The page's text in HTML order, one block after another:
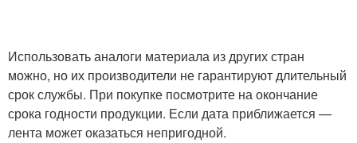
Использовать аналоги материала из других стран
можно, но их производители не гарантируют длительный
срок службы. При покупке посмотрите на окончание
срока годности продукции. Если дата приближается —
лента может оказаться непригодной.